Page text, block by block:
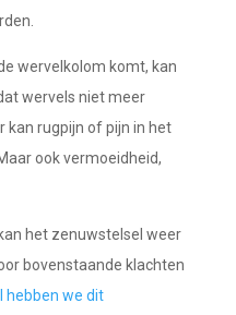
wervelkolom komt, kan
wervels niet meer
kan rugpijn of pijn in het
ook vermoeidheid,
het zenuwstelsel weer
bovenstaande klachten
hebben we dit